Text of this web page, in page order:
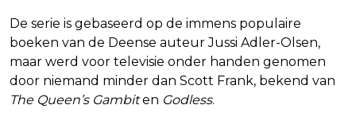
De serie is gebaseerd op de immens populaire
boeken van de Deense auteur Jussi Adler-Olsen,
maar werd voor televisie onder handen genomen
door niemand minder dan Scott Frank, bekend van
The Queen’s Gambiten Godless.